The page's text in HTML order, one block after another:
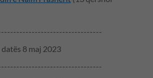
8 maj 2023